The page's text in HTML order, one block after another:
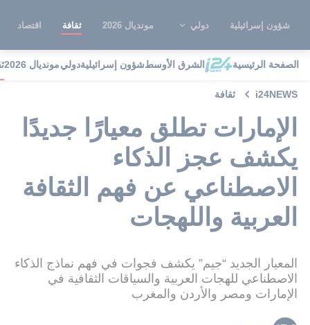
شؤون إسرائيلية دولي مونديال 2026 ثقافة اقتصاد
الصفحة الرئيسية الشرق الأوسطشؤون إسرائيليةدوليمونديال 2026
i24NEWS ثقافة
الإمارات تطلق معيارًا جديدًا
يكشف عجز الذكاء
الاصطناعي عن فهم الثقافة
العربية واللهجات
المعيار الجديد “جيم” يكشف فجوات في فهم نماذج الذكاء
الاصطناعي للهجات العربية والسياقات الثقافية في
الإمارات ومصر والأردن والمغرب